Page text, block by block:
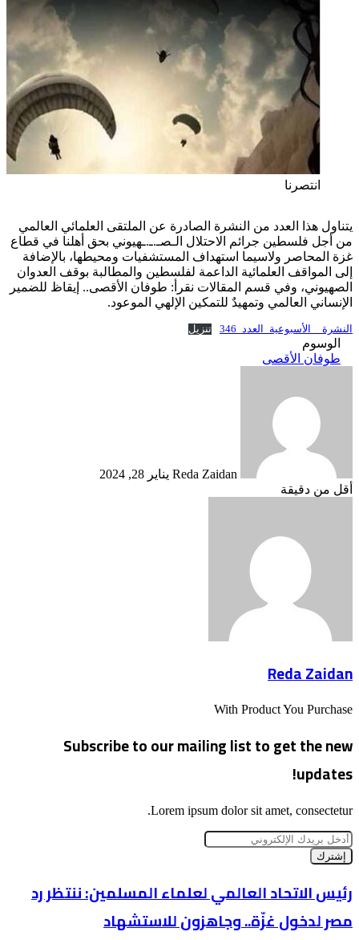
انتصرنا
يتناول هذا العدد من النشرة الصادرة عن الملتقى العلمائي العالمي
من أجل فلسطين جرائم الاحتلال الـصـ.ـ.ـهيوني بحق أهلنا في قطاع
غزة المحاصر ولاسيما استهداف المستشفيات ومحيطها، بالإضافة
إلى المواقف العلمائية الداعمة لفلسطين والمطالبة بوقف العدوان
الصهيوني، وفي قسم المقالات نقرأ: طوفان الأقصى.. إيقاظ للضمير
الإنساني العالمي وتمهيدٌ للتمكين الإلهي الموعود.
النشرة__الأسبوعية_العدد_346 تنزيل
الوسوم
طوفان الأقصى
Reda Zaidan يناير 28, 2024
أقل من دقيقة
Reda Zaidan
With Product You Purchase
Subscribe to our mailing list to get the new
updates!
Lorem ipsum dolor sit amet, consectetur.
أدخل
بريدك
الإلكتروني
رئيس
الاتحاد
العالمي
لعلماء
رئيس الاتحاد العالمي لعلماء المسلمين: ننتظر رد
مصر لدخول غزّة.. وجاهزون للاستشهاد